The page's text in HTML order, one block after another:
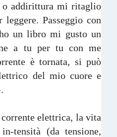
addirittura mi ritaglio
Passeggio con
un libro mi gusto un
a tu per tu con me
è tornata, si può
del mio cuore e
elettrica, la vita
tensità (da tensione,